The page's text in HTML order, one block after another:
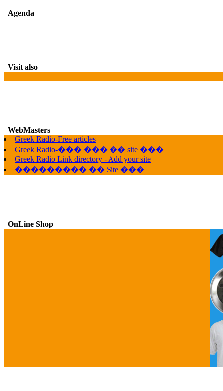
Agenda
Visit also
WebMasters
Greek Radio-Free articles
Greek Radio-��� ��� �� site ���
Greek Radio Link directory - Add your site
��������� �� Site ���
OnLine Shop